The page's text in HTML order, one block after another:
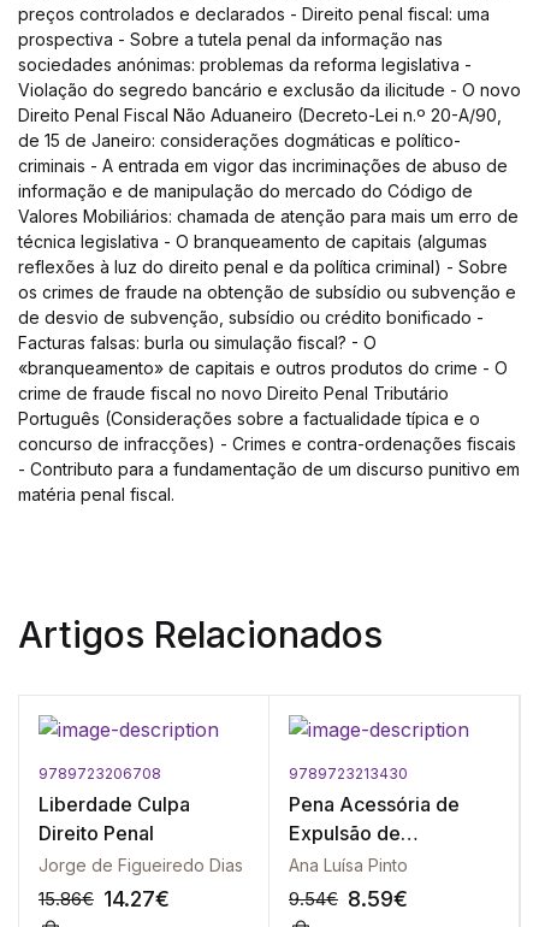
preços controlados e declarados - Direito penal fiscal: uma
prospectiva - Sobre a tutela penal da informação nas
sociedades anónimas: problemas da reforma legislativa -
Violação do segredo bancário e exclusão da ilicitude - O novo
Direito Penal Fiscal Não Aduaneiro (Decreto-Lei n.º 20-A/90,
de 15 de Janeiro: considerações dogmáticas e político-
criminais - A entrada em vigor das incriminações de abuso de
informação e de manipulação do mercado do Código de
Valores Mobiliários: chamada de atenção para mais um erro de
técnica legislativa - O branqueamento de capitais (algumas
reflexões à luz do direito penal e da política criminal) - Sobre
os crimes de fraude na obtenção de subsídio ou subvenção e
de desvio de subvenção, subsídio ou crédito bonificado -
Facturas falsas: burla ou simulação fiscal? - O
«branqueamento» de capitais e outros produtos do crime - O
crime de fraude fiscal no novo Direito Penal Tributário
Português (Considerações sobre a factualidade típica e o
concurso de infracções) - Crimes e contra-ordenações fiscais
- Contributo para a fundamentação de um discurso punitivo em
matéria penal fiscal.
Artigos Relacionados
9789723206708
Liberdade Culpa
Direito Penal
Jorge de Figueiredo Dias
15.86€ 14.27€
9789723213430
Pena Acessória de
Expulsão de
Estrangeiros do
Território Nacional, A
Ana Luísa Pinto
9.54€ 8.59€